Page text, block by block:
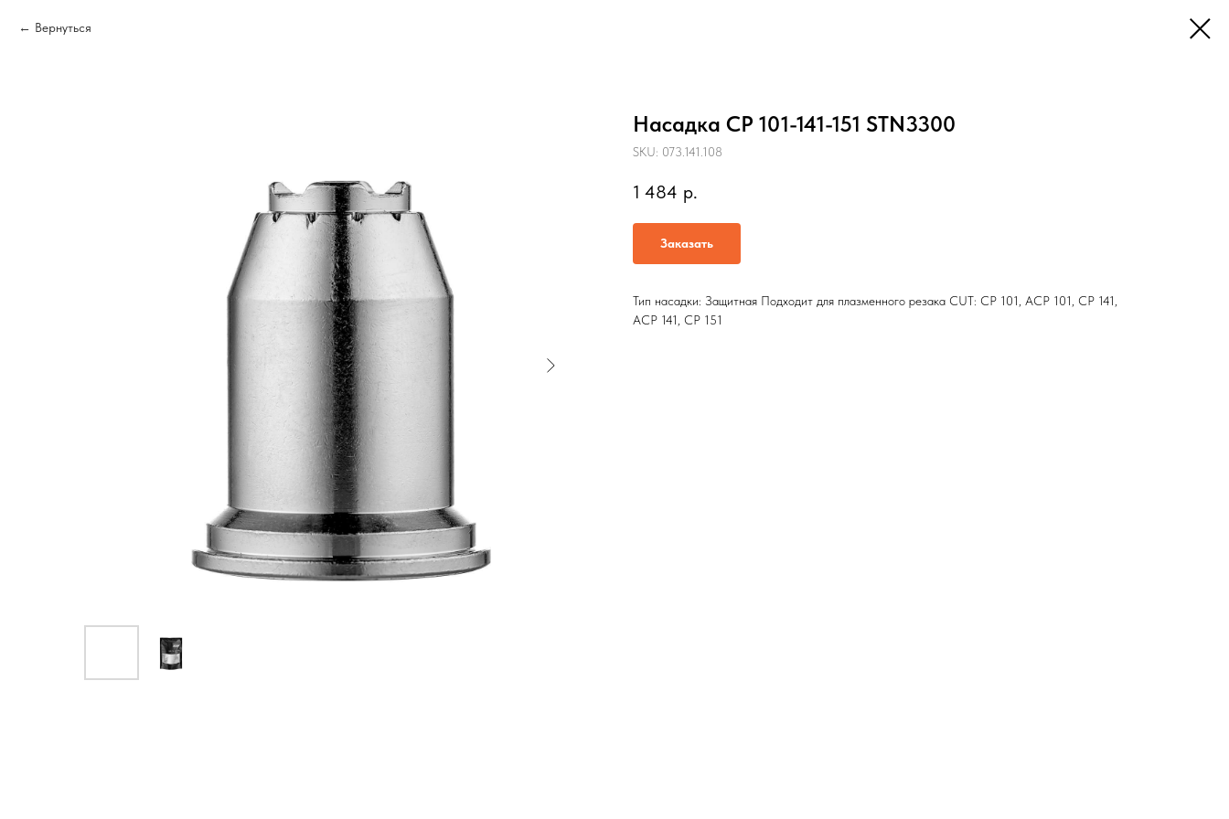
Вернуться
Насадка CP 101-141-151 STN3300
SKU: 073.141.108
1 484 р.
Заказать
Тип насадки: Защитная Подходит для плазменного резака CUT: CP 101, ACP 101, CP 141,
ACP 141, CP 151